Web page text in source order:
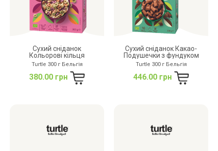
Сухий сніданок
Кольорові кільця
Turtle 300 г Бельгія
380.00 грн
Сухий сніданок Какао-
Подушечки з фундуком
Turtle 300 г Бельгія
446.00 грн